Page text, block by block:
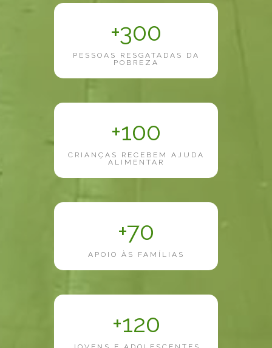
+300
PESSOAS RESGATADAS DA
POBREZA
+100
CRIANÇAS RECEBEM AJUDA
ALIMENTAR
+70
APOIO ÀS FAMÍLIAS
+120